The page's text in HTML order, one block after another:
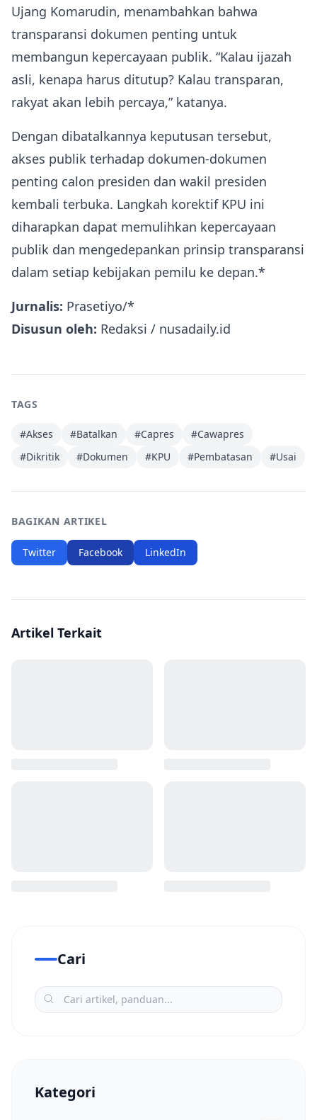
Ujang Komarudin, menambahkan bahwa
transparansi dokumen penting untuk
membangun kepercayaan publik. “Kalau ijazah
asli, kenapa harus ditutup? Kalau transparan,
rakyat akan lebih percaya,” katanya.
Dengan dibatalkannya keputusan tersebut,
akses publik terhadap dokumen-dokumen
penting calon presiden dan wakil presiden
kembali terbuka. Langkah korektif KPU ini
diharapkan dapat memulihkan kepercayaan
publik dan mengedepankan prinsip transparansi
dalam setiap kebijakan pemilu ke depan.*
Jurnalis: Prasetiyo/*
Disusun oleh: Redaksi / nusadaily.id
TAGS
#Akses #Batalkan #Capres #Cawapres
#Dikritik #Dokumen #KPU #Pembatasan #Usai
BAGIKAN ARTIKEL
Twitter Facebook LinkedIn
Artikel Terkait
Cari
Kategori